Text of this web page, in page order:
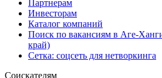
Партнерам
Инвесторам
Каталог компаний
Поиск по вакансиям в Аге-
край)
Сетка: соцсеть для нетворкинга
Соискателям